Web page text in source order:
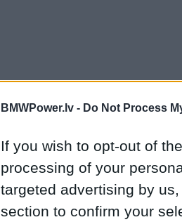
BMWPower.lv - Do Not Process
If you wish to opt-out of
processing of your
targeted advertising by
section to confirm your